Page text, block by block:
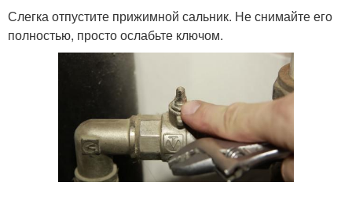
Слегка отпустите прижимной сальник. Не снимайте его
полностью, просто ослабьте ключом.